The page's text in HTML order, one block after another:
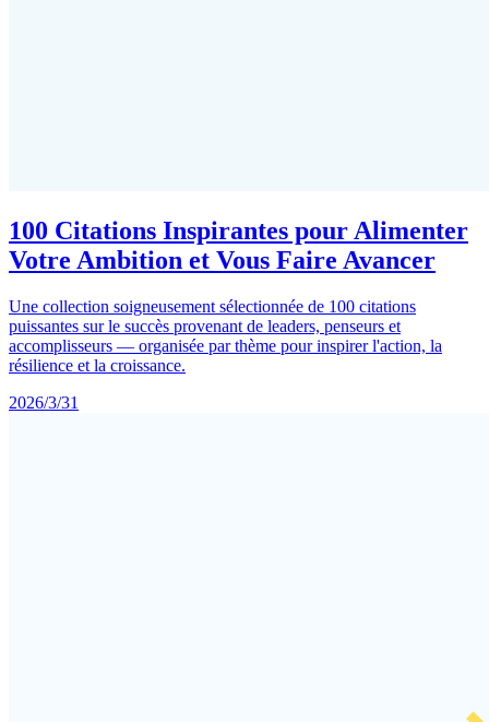
100 Citations Inspirantes pour Alimenter
Votre Ambition et Vous Faire Avancer
Une collection soigneusement sélectionnée de 100 citations
puissantes sur le succès provenant de leaders, penseurs et
accomplisseurs — organisée par thème pour inspirer l'action, la
résilience et la croissance.
2026/3/31